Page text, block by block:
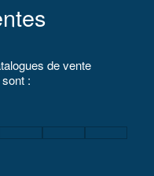
de vente
: